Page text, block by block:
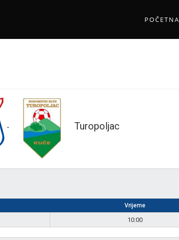
POČETNA
- Turopoljac
Vrijeme
10:00